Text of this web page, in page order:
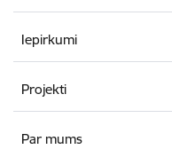
Iepirkumi
Projekti
Par mums